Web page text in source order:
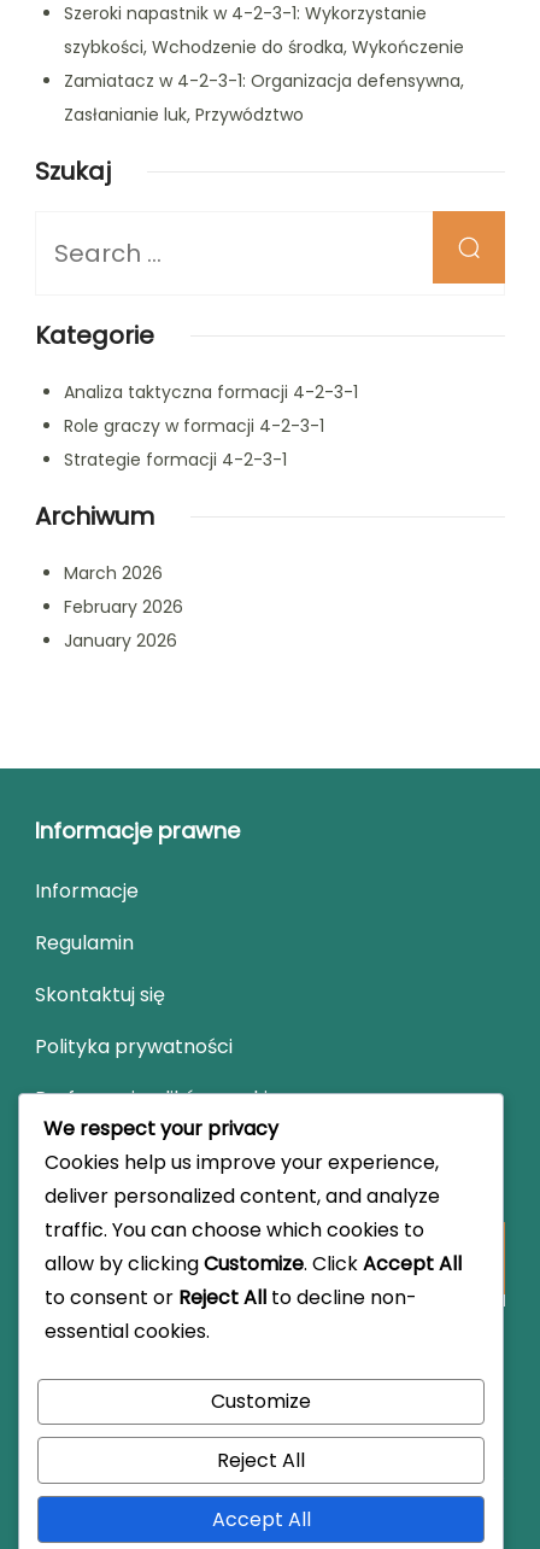
Szeroki napastnik w 4-2-3-1: Wykorzystanie
szybkości, Wchodzenie do środka, Wykończenie
Zamiatacz w 4-2-3-1: Organizacja defensywna,
Zasłanianie luk, Przywództwo
Szukaj
for
Kategorie
Analiza taktyczna formacji 4-2-3-1
Role graczy w formacji 4-2-3-1
Strategie formacji 4-2-3-1
Archiwum
March 2026
February 2026
January 2026
Informacje prawne
Informacje
Regulamin
Skontaktuj się
Polityka prywatności
Preferencje plików cookie
Szukaj
Looking
for
Something?
pstryk.com.pl.
Travel Engine.Powered byWordPress.
InformacjeRegulaminSkontaktuj
się
Polityka
prywatności
Preferencje
We respect your privacy
Cookies help us improve your experience,
deliver personalized content, and analyze
traffic. You can choose which cookies to
allow by clickingCustomize. ClickAccept All
to consent or Reject All to decline non-
essential cookies.
Customize
Reject All
Accept All